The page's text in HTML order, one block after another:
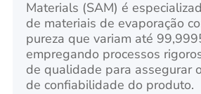
Materials (SAM) é
de materiais de evaporação
pureza que variam até
empregando processos
de qualidade para assegurar
de confiabilidade do produto.